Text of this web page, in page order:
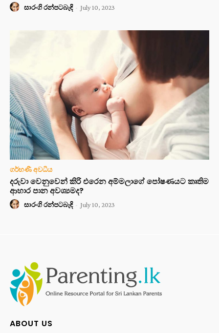
සාරංගි රන්පටබැඳි - July 10, 2023
ගර්භණී අවධිය
දරුවා වෙනුවෙන් කිරි එරෙන අම්මලාගේ පෝෂණයට කෘතිම
ආහාර පාන අවශ්‍යමද?
සාරංගි රන්පටබැඳි - July 10, 2023
ABOUT US